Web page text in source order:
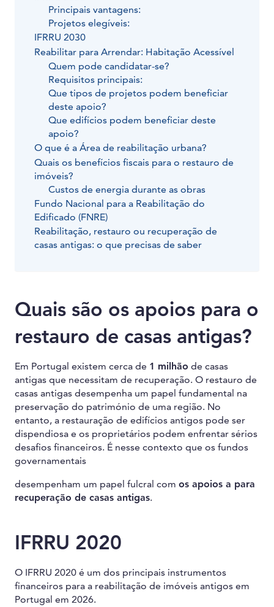
Principais vantagens:
Projetos elegíveis:
IFRRU 2030
Reabilitar para Arrendar: Habitação Acessível
Quem pode candidatar-se?
Requisitos principais:
Que tipos de projetos podem beneficiar
deste apoio?
Que edifícios podem beneficiar deste
apoio?
O que é a Área de reabilitação urbana?
Quais os benefícios fiscais para o restauro de
imóveis?
Custos de energia durante as obras
Fundo Nacional para a Reabilitação do
Edificado (FNRE)
Reabilitação, restauro ou recuperação de
casas antigas: o que precisas de saber
Quais são os apoios para o
restauro de casas antigas?
Em Portugal existem cerca de 1 milhão de casas
antigas que necessitam de recuperação. O restauro de
casas antigas desempenha um papel fundamental na
preservação do património de uma região. No
entanto, a restauração de edifícios antigos pode ser
dispendiosa e os proprietários podem enfrentar sérios
desafios financeiros. É nesse contexto que os fundos
governamentais
desempenham um papel fulcral com os apoios a para
recuperação de casas antigas.
IFRRU 2020
O IFRRU 2020 é um dos principais instrumentos
financeiros para a reabilitação de imóveis antigos em
Portugal em 2026.